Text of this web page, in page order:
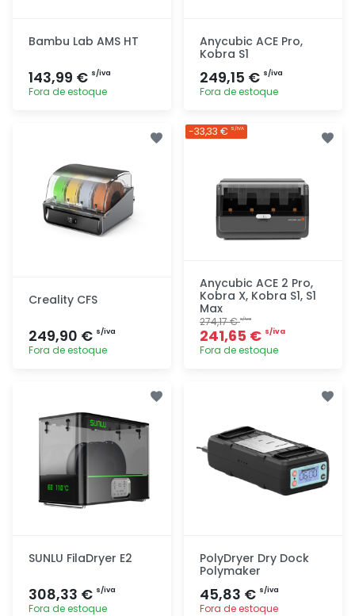
Bambu Lab AMS HT
143,99 € s/iva
Fora de estoque
Anycubic ACE Pro,
Kobra S1
249,15 € s/iva
Fora de estoque
rapidamente
Creality CFS
249,90 € s/iva
Fora de estoque
Anycubic ACE 2 Pro,
Kobra X, Kobra S1, S1
Max
274,17 €s/iva
241,65 € s/iva
Fora de estoque
-33,33 € S/IVA
SUNLU FilaDryer E2
308,33 € s/iva
Fora de estoque
PolyDryer Dry Dock
Polymaker
45,83 € s/iva
Fora de estoque